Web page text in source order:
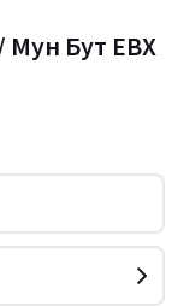
Мун Бут ЕВХ